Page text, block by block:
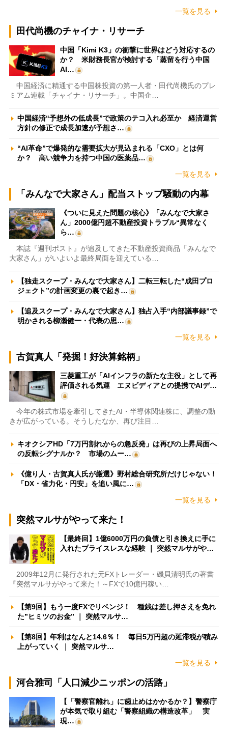
一覧を見る
田代尚機のチャイナ・リサーチ
中国「Kimi K3」の衝撃に世界はどう対応するの
か？ 米財務長官が検討する「蒸留を行う中国
AI…
中国経済に精通する中国株投資の第一人者・田代尚機氏のプレ
ミアム連載「チャイナ・リサーチ」。中国企…
中国経済“予想外の低成長”で政策のテコ入れ必至か 経済運営
方針の修正で成長加速が予想さ…
“AI革命”で爆発的な需要拡大が見込まれる「CXO」とは何
か？ 高い競争力を持つ中国の医薬品…
一覧を見る
「みんなで大家さん」配当ストップ騒動の内幕
《ついに見えた問題の核心》「みんなで大家さ
ん」2000億円超不動産投資トラブル“異常なく
ら…
本誌『週刊ポスト』が追及してきた不動産投資商品「みんなで
大家さん」がいよいよ最終局面を迎えている…
【独走スクープ・みんなで大家さん】二転三転した“成田プロ
ジェクト”の計画変更の裏で起き…
【追及スクープ・みんなで大家さん】独占入手“内部議事録”で
明かされる柳瀬健一・代表の思…
一覧を見る
古賀真人「発掘！好決算銘柄」
三菱重工が「AIインフラの新たな主役」として再
評価される気運 エヌビディアとの提携でAIデ…
今年の株式市場を牽引してきたAI・半導体関連株に、調整の動
きが広がっている。そうしたなか、再び注目…
キオクシアHD「7万円割れからの急反発」は再びの上昇局面へ
の反転シグナルか？ 市場のムー…
《億り人・古賀真人氏が厳選》野村総合研究所だけじゃない！
「DX・省力化・円安」を追い風に…
一覧を見る
突然マルサがやって来た！
【最終回】1億6000万円の負債と引き換えに手に
入れたプライスレスな経験 ｜ 突然マルサがや…
2009年12月に発行された元FXトレーダー・磯貝清明氏の著書
『突然マルサがやって来た！～FXで10億円稼い…
【第9回】もう一度FXでリベンジ！ 種銭は差し押さえを免れ
た”ヒミツのお金” ｜ 突然マルサ…
【第8回】年利はなんと14.6％！ 毎日5万円超の延滞税が積み
上がっていく ｜ 突然マルサ…
一覧を見る
河合雅司「人口減少ニッポンの活路」
【「警察官離れ」に歯止めはかかるか？】警察庁
が本気で取り組む「警察組織の構造改革」 実
現…